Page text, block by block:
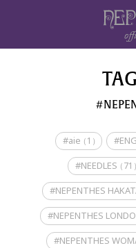
#aie（1）
#NEEDLES（71）
#NEPENTHES
#NEPENTHES
#NEPENTHES